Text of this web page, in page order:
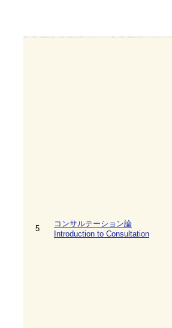
5
コンサルテーション論
Introduction to Consultation